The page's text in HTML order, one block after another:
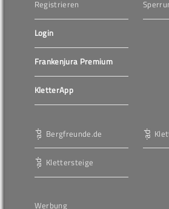
Registrieren
Login
Frankenjura Premium
KletterApp
Bergfreunde.de
Klettersteige
Werbung